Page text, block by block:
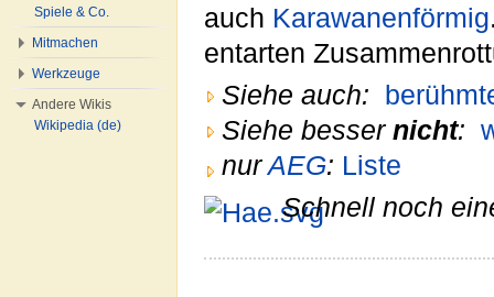
auch Karawanenförmig
entarten
Siehe auch:
Siehe besser nicht:
nurAEG: Liste
Schnell noch
Spiele & Co.
Mitmachen
Werkzeuge
Andere Wikis
Wikipedia (de)